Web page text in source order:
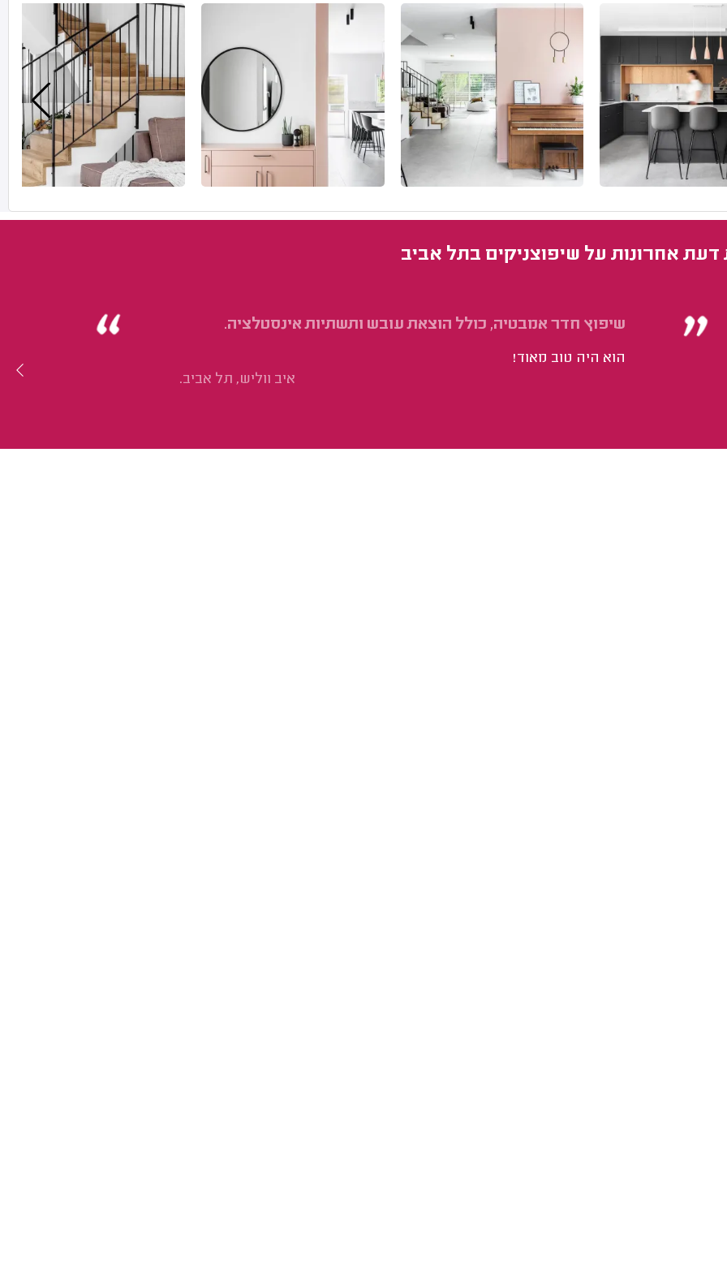
דעת אחרונות על שיפוצניקים בתל אביב
שיפוץ חדר אמבטיה, כולל הוצאת עובש ותשתיות אינסטלציה.
הוא היה טוב מאוד!
איב ווליש, תל אביב.